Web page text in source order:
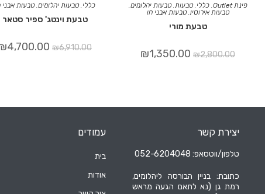
כללי ,טבעות יהלומים ,טבעות אבני
טבעת וינטג' ספיר סטאר
₪6,910.00
4,700.00
פינת Outlet ,כללי ,טבעות ,טבעות יהלומים
טבעות אירוסין ,טבעות אבני חן
טבעת מורי
₪2,800.00
₪1,350.00
יצירת קשר
טלפון/ווטסאפ: 052-6204048
כתובת: בניין הבורסה ליהלומים,
רמת גן (נא לתאם הגעה מראש
עמודים
בית
אודות